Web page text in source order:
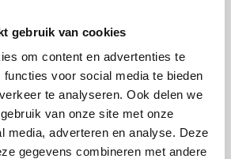
gebruik van cookies
om content en advertenties te
functies voor social media te bieden
te analyseren. Ook delen we
van onze site met onze
media, adverteren en analyse. Deze
gegevens combineren met andere